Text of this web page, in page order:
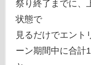
祭り終了までに、
状態で
見るだけでエント
ーン期間中に合計